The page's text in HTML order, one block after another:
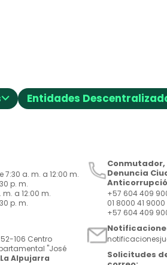
⌵ Entidades
7:30 a. m. a 12:00 m.
p. m.
m. a 12:00 m.
p. m.
Conmutador,
Denuncia
+57 604 409
01 8000 41 9000
+57 604 409
106 Centro
"José
La Alpujarra
Solicitudes